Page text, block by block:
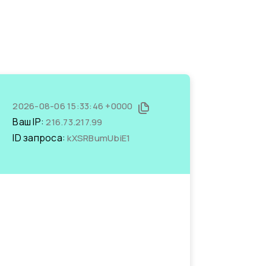
2026-08-06 15:33:46 +0000
Ваш IP:216.73.217.99
ID запроса:kXSRBumUbiE1